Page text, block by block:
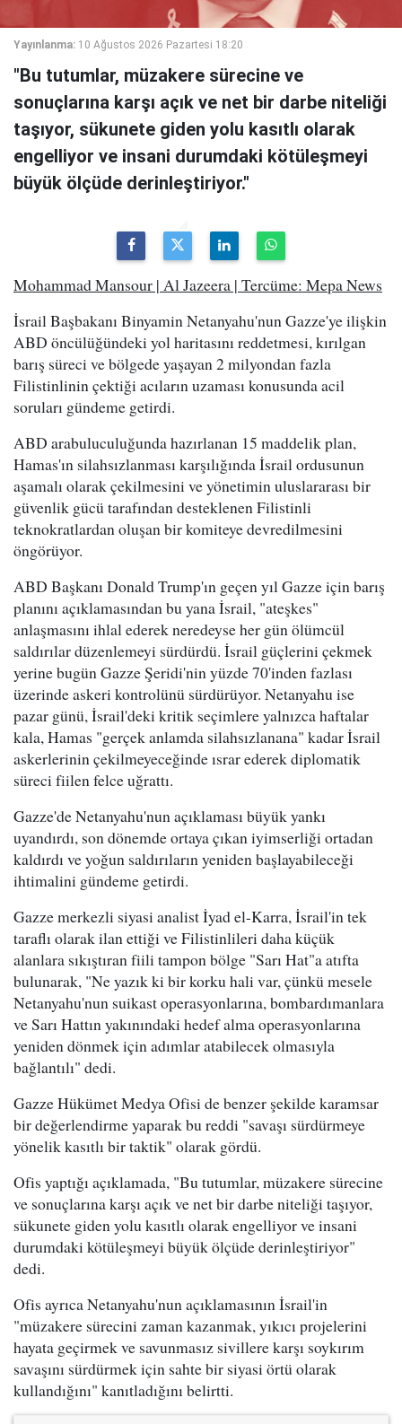
Yayınlanma: 10 Ağustos 2026 Pazartesi 18:20
"Bu tutumlar, müzakere sürecine ve
sonuçlarına karşı açık ve net bir darbe niteliği
taşıyor, sükunete giden yolu kasıtlı olarak
engelliyor ve insani durumdaki kötüleşmeyi
büyük ölçüde derinleştiriyor."
Mohammad Mansour | Al Jazeera | Tercüme: Mepa News
İsrail Başbakanı Binyamin Netanyahu'nun Gazze'ye ilişkin
ABD öncülüğündeki yol haritasını reddetmesi, kırılgan
barış süreci ve bölgede yaşayan 2 milyondan fazla
Filistinlinin çektiği acıların uzaması konusunda acil
soruları gündeme getirdi.
ABD arabuluculuğunda hazırlanan 15 maddelik plan,
Hamas'ın silahsızlanması karşılığında İsrail ordusunun
aşamalı olarak çekilmesini ve yönetimin uluslararası bir
güvenlik gücü tarafından desteklenen Filistinli
teknokratlardan oluşan bir komiteye devredilmesini
öngörüyor.
ABD Başkanı Donald Trump'ın geçen yıl Gazze için barış
planını açıklamasından bu yana İsrail, "ateşkes"
anlaşmasını ihlal ederek neredeyse her gün ölümcül
saldırılar düzenlemeyi sürdürdü. İsrail güçlerini çekmek
yerine bugün Gazze Şeridi'nin yüzde 70'inden fazlası
üzerinde askeri kontrolünü sürdürüyor. Netanyahu ise
pazar günü, İsrail'deki kritik seçimlere yalnızca haftalar
kala, Hamas "gerçek anlamda silahsızlanana" kadar İsrail
askerlerinin çekilmeyeceğinde ısrar ederek diplomatik
süreci fiilen felce uğrattı.
Gazze'de Netanyahu'nun açıklaması büyük yankı
uyandırdı, son dönemde ortaya çıkan iyimserliği ortadan
kaldırdı ve yoğun saldırıların yeniden başlayabileceği
ihtimalini gündeme getirdi.
Gazze merkezli siyasi analist İyad el-Karra, İsrail'in tek
taraflı olarak ilan ettiği ve Filistinlileri daha küçük
alanlara sıkıştıran fiili tampon bölge "Sarı Hat"a atıfta
bulunarak, "Ne yazık ki bir korku hali var, çünkü mesele
Netanyahu'nun suikast operasyonlarına, bombardımanlara
ve Sarı Hattın yakınındaki hedef alma operasyonlarına
yeniden dönmek için adımlar atabilecek olmasıyla
bağlantılı" dedi.
Gazze Hükümet Medya Ofisi de benzer şekilde karamsar
bir değerlendirme yaparak bu reddi "savaşı sürdürmeye
yönelik kasıtlı bir taktik" olarak gördü.
Ofis yaptığı açıklamada, "Bu tutumlar, müzakere sürecine
ve sonuçlarına karşı açık ve net bir darbe niteliği taşıyor,
sükunete giden yolu kasıtlı olarak engelliyor ve insani
durumdaki kötüleşmeyi büyük ölçüde derinleştiriyor"
dedi.
Ofis ayrıca Netanyahu'nun açıklamasının İsrail'in
"müzakere sürecini zaman kazanmak, yıkıcı projelerini
hayata geçirmek ve savunmasız sivillere karşı soykırım
savaşını sürdürmek için sahte bir siyasi örtü olarak
kullandığını" kanıtladığını belirtti.